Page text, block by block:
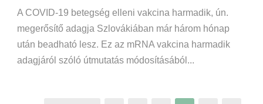
A COVID-19 betegség elleni vakcina harmadik, ún.
megerősítő adagja Szlovákiában már három hónap
után beadható lesz. Ez az mRNA vakcina harmadik
adagjáról szóló útmutatás módosításából...